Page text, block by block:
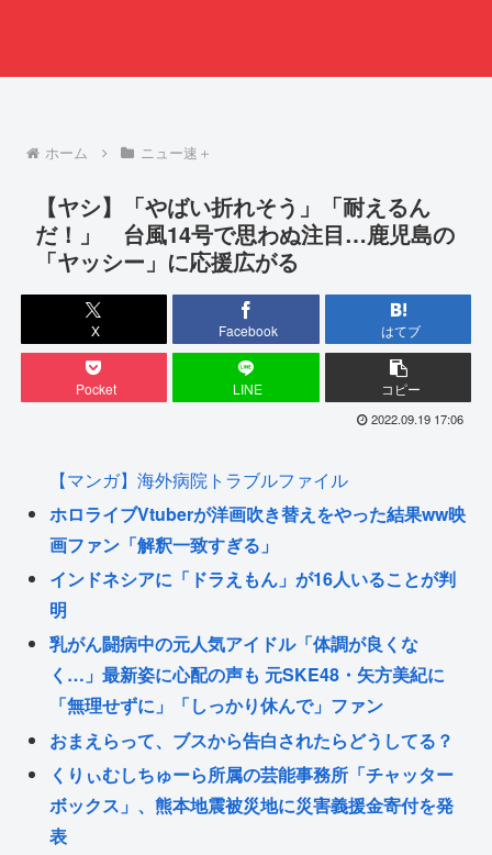
ホーム ニュー速＋
【ヤシ】「やばい折れそう」「耐えるん
だ！」 台風14号で思わぬ注目…鹿児島の
「ヤッシー」に応援広がる
X Facebook はてブ
Pocket LINE コピー
2022.09.19 17:06
【マンガ】海外病院トラブルファイル
ホロライブVtuberが洋画吹き替えをやった結果ww映
画ファン「解釈一致すぎる」
インドネシアに「ドラえもん」が16人いることが判
明
乳がん闘病中の元人気アイドル「体調が良くな
く…」最新姿に心配の声も 元SKE48・矢方美紀に
「無理せずに」「しっかり休んで」ファン
おまえらって、ブスから告白されたらどうしてる？
くりぃむしちゅーら所属の芸能事務所「チャッター
ボックス」、熊本地震被災地に災害義援金寄付を発
表